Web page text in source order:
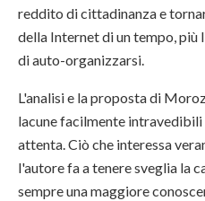
reddito di cittadinanza e
della Internet di un tempo, più
di auto-organizzarsi.
L'analisi e la proposta di
lacune facilmente
attenta. Ciò che interessa
l'autore fa a tenere sveglia la
sempre una maggiore